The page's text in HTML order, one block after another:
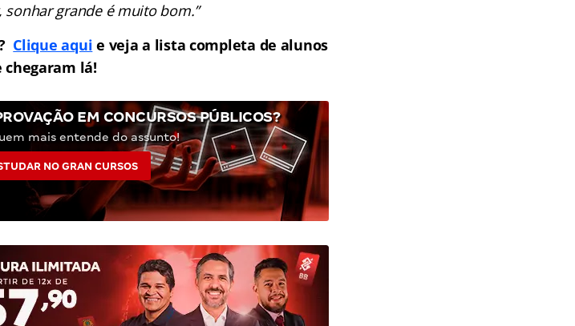
grande é muito bom.”
Clique aqui e veja a lista completa de alunos
chegaram lá!
EM CONCURSOS PÚBLICOS?
mais entende do assunto!
NO GRAN CURSOS